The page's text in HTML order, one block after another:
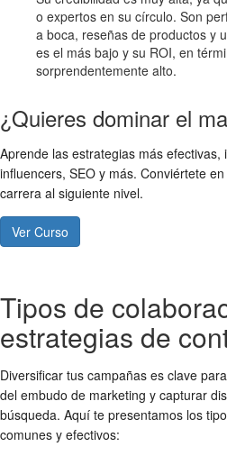
o expertos en su círculo. Son
a boca, reseñas de productos y
es el más bajo y su ROI, en
sorprendentemente alto.
¿Quieres dominar el
Aprende las estrategias más
influencers, SEO y más. Conviértete
carrera al siguiente nivel.
Ver Curso
Tipos de
estrategias de
Diversificar tus campañas es clave
del embudo de marketing y capturar
búsqueda. Aquí te presentamos los
comunes y efectivos: